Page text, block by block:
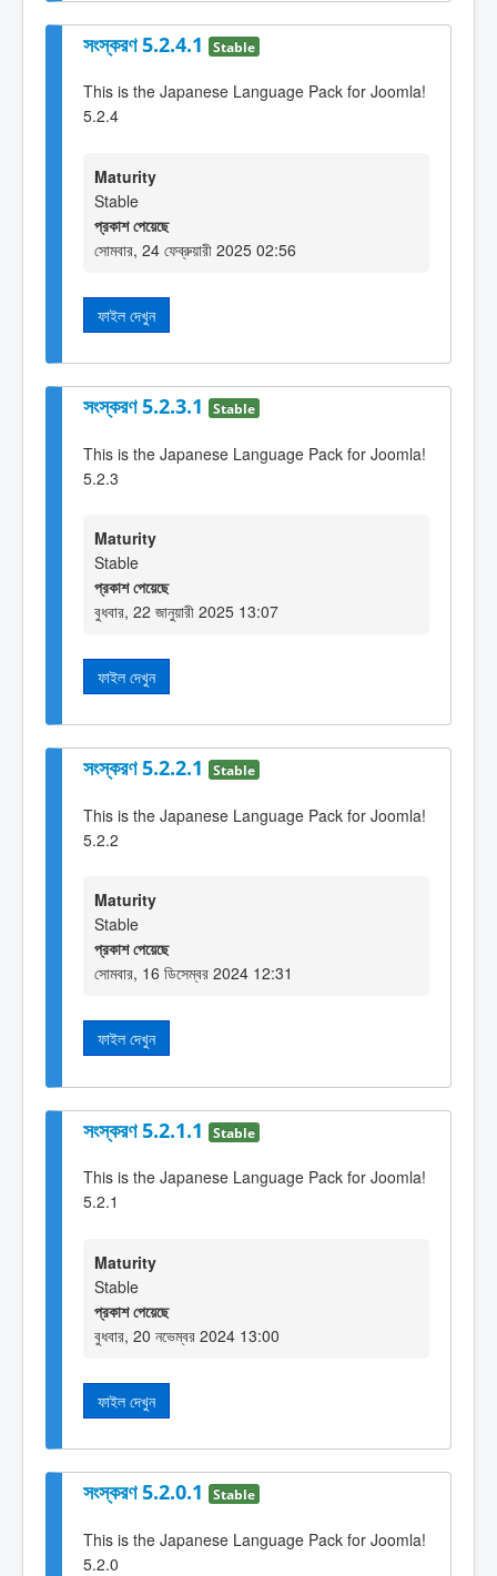
সংস্করণ 5.2.4.1 Stable
This is the Japanese Language Pack for Joomla!
5.2.4
Maturity
Stable
প্রকাশ পেয়েছে
সোমবার, 24 ফেব্রুয়ারী 2025 02:56
ফাইল দেখুন
সংস্করণ 5.2.3.1 Stable
This is the Japanese Language Pack for Joomla!
5.2.3
Maturity
Stable
প্রকাশ পেয়েছে
বুধবার, 22 জানুয়ারী 2025 13:07
ফাইল দেখুন
সংস্করণ 5.2.2.1 Stable
This is the Japanese Language Pack for Joomla!
5.2.2
Maturity
Stable
প্রকাশ পেয়েছে
সোমবার, 16 ডিসেম্বর 2024 12:31
ফাইল দেখুন
সংস্করণ 5.2.1.1 Stable
This is the Japanese Language Pack for Joomla!
5.2.1
Maturity
Stable
প্রকাশ পেয়েছে
বুধবার, 20 নভেম্বর 2024 13:00
ফাইল দেখুন
সংস্করণ 5.2.0.1 Stable
This is the Japanese Language Pack for Joomla!
5.2.0